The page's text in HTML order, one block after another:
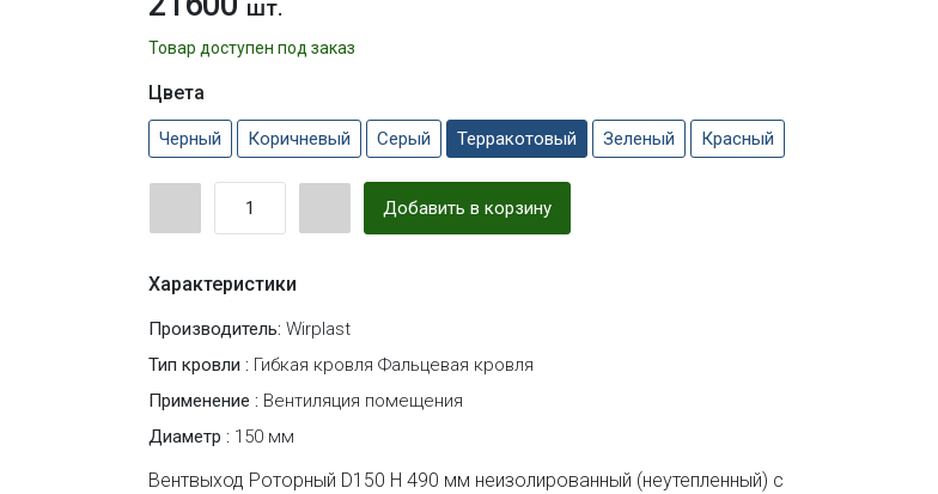
шт.
Товар доступен под заказ
Цвета
Черный Коричневый Серый Терракотовый Зеленый Красный
Добавить в корзину
Характеристики
Производитель: Wirplast
Тип кровли : Гибкая кровля Фальцевая кровля
Применение : Вентиляция помещения
Диаметр : 150 мм
Вентвыход Роторный D150 H 490 мм неизолированный (неутепленный) с